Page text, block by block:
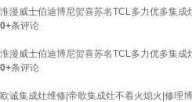
淮漫威士伯迪博尼贺喜苏名TCL多力优多集成
0+条评论
淮漫威士伯迪博尼贺喜苏名TCL多力优多集成
0+条评论
欧诚集成灶维修|帝歌集成灶不着火熄火|修理